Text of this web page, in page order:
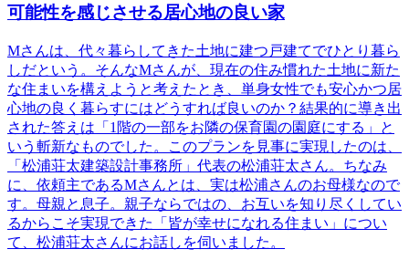
可能性を感じさせる居心地の良い家
Mさんは、代々暮らしてきた土地に建つ戸建てでひとり暮ら
しだという。そんなMさんが、現在の住み慣れた土地に新た
な住まいを構えようと考えたとき、単身女性でも安心かつ居
心地の良く暮らすにはどうすれば良いのか？結果的に導き出
された答えは「1階の一部をお隣の保育園の園庭にする」と
いう斬新なものでした。このプランを見事に実現したのは、
「松浦荘太建築設計事務所」代表の松浦荘太さん。ちなみ
に、依頼主であるMさんとは、実は松浦さんのお母様なので
す。母親と息子。親子ならではの、お互いを知り尽くしてい
るからこそ実現できた「皆が幸せになれる住まい」につい
て、松浦荘太さんにお話しを伺いました。